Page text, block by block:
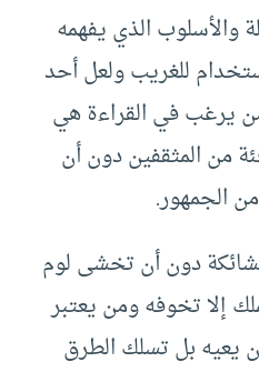
والأسلوب الذي يفهمه
للغريب ولعل أحد
يرغب في القراءة هي
من المثقفين دون أن
الجمهور.
دون أن تخشى لوم
إلا تخوفه ومن يعتبر
يعيه بل تسلك الطرق